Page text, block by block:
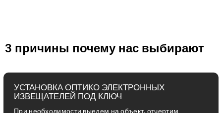
3 причины почему нас выбирают
УСТАНОВКА ОПТИКО ЭЛЕКТРОННЫХ
ИЗВЕЩАТЕЛЕЙ ПОД КЛЮЧ
При необходимости выедем на объект, отчертим